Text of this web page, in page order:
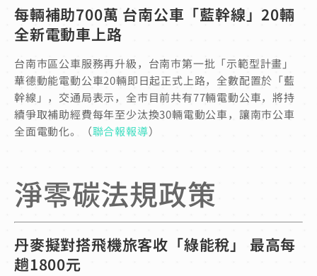
每輛補助700萬 台南公車「藍幹線」20輛
全新電動車上路
台南市區公車服務再升級，台南市第一批「示範型計畫」
華德動能電動公車20輛即日起正式上路，全數配置於「藍
幹線」，交通局表示，全市目前共有77輛電動公車，將持
續爭取補助經費每年至少汰換30輛電動公車，讓南市公車
全面電動化。（聯合報報導）
淨零碳法規政策
丹麥擬對搭飛機旅客收「綠能稅」 最高每
趟1800元